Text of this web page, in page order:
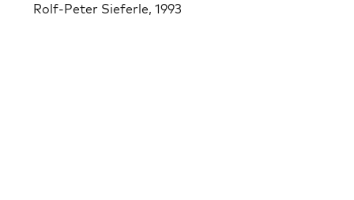
Rolf-Peter Sieferle, 1993